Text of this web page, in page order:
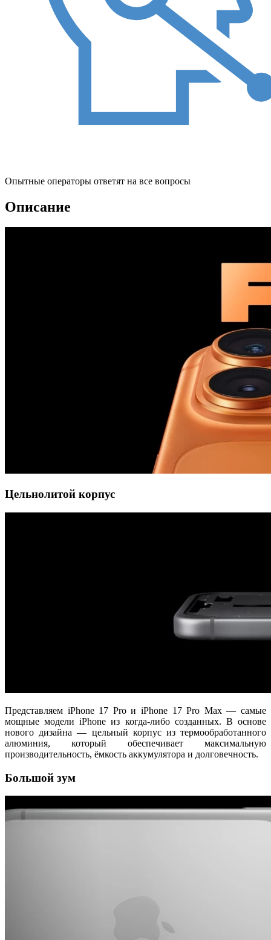
Опытные операторы ответят на все вопросы
Описание
Цельнолитой корпус
Представляем iPhone 17 Pro и iPhone 17 Pro Max — самые
мощные модели iPhone из когда-либо созданных. В основе
нового дизайна — цельный корпус из термообработанного
алюминия, который обеспечивает максимальную
производительность, ёмкость аккумулятора и долговечность.
Большой зум